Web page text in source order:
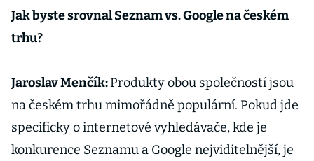
Jak byste srovnal Seznam vs. Google na českém
trhu?
Jaroslav Menčík:Produkty obou společností jsou
na českém trhu mimořádně populární. Pokud jde
specificky o internetové vyhledávače, kde je
konkurence Seznamu a Google nejviditelnější, je